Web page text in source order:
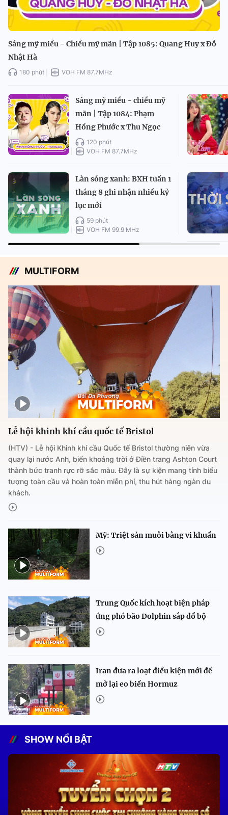
Sáng mỹ miều - Chiều mỹ mãn | Tập 1085: Quang Huy x Đỗ
Nhật Hà
180 phút VOH FM 87.7MHz
Sáng mỹ miều - chiều mỹ
mãn | Tập 1084: Phạm
Hồng Phước x Thu Ngọc
120 phút
VOH FM 87.7MHz
Làn sóng xanh: BXH tuần 1
tháng 8 ghi nhận nhiều kỷ
lục mới
59 phút
VOH FM 99.9 MHz
MULTIFORM
Lễ hội khinh khí cầu quốc tế Bristol
(HTV) - Lễ hội Khinh khí cầu Quốc tế Bristol thường niên vừa
quay lại nước Anh, biến khoảng trời ở Điền trang Ashton Court
thành bức tranh rực rỡ sắc màu. Đây là sự kiện mang tính biểu
tượng toàn cầu và hoàn toàn miễn phí, thu hút hàng ngàn du
khách.
Mỹ: Triệt sản muỗi bằng vi khuẩn
Trung Quốc kích hoạt biện pháp
ứng phó bão Dolphin sắp đổ bộ
Iran đưa ra loạt điều kiện mới để
mở lại eo biển Hormuz
SHOW NỔI BẬT